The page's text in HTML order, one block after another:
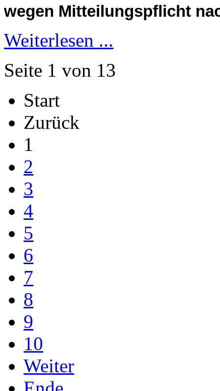
wegen Mitteilungspflicht
Weiterlesen ...
Seite 1 von 13
Start
Zurück
1
2
3
4
5
6
7
8
9
10
Weiter